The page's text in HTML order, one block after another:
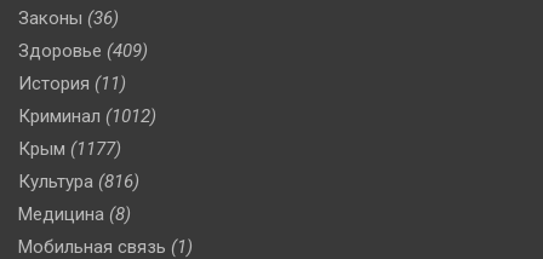
Законы (36)
Здоровье (409)
История (11)
Криминал (1012)
Крым (1177)
Культура (816)
Медицина (8)
Мобильная связь (1)